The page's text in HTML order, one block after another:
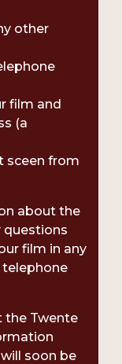
other
film and
(a
sceen from
about the
questions
film in any
telephone
the Twente
soon be